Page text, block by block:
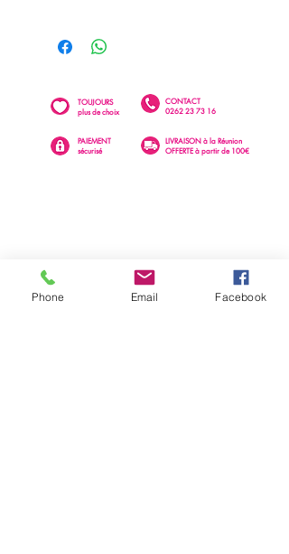
CONTACT
0262 23 73 16
TOUJOURS
plus de choix
PAIEMENT
sécurisé
LIVRAISON à la Réunion
OFFERTE à partir de 100€
Phone Email Facebook